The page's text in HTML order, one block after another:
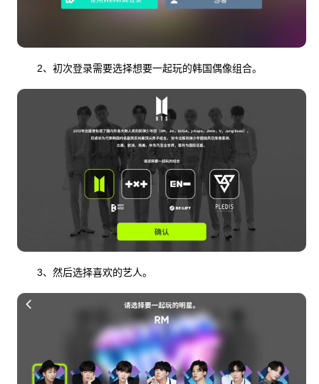
2、初次登录需要选择想要一起玩的韩国偶像组合。
3、然后选择喜欢的艺人。